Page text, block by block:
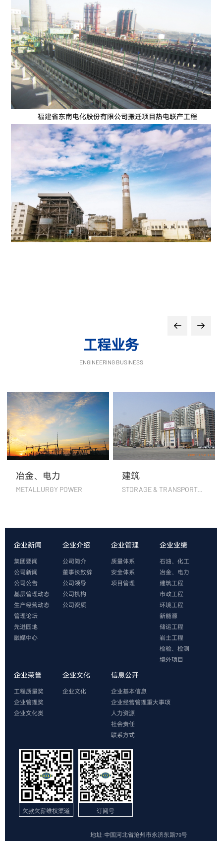
福建省东南电化股份有限公司搬迁项目热电联产工程
工程业务
ENGINEERING BUSINESS
冶金、电力
METALLURGY POWER
建筑
STORAGE & TRANSPORTATION
企业新闻
集团要闻
公司新闻
公司公告
基层管理动态
生产经营动态
管理论坛
先进园地
融媒中心
企业介绍
公司简介
董事长致辞
公司领导
公司机构
公司资质
企业管理
质量体系
安全体系
项目管理
企业业绩
石油、化工
冶金、电力
建筑工程
市政工程
环境工程
新能源
储运工程
岩土工程
检验、检测
境外项目
企业荣誉
工程质量奖
企业管理奖
企业文化类
企业文化
企业文化
信息公开
企业基本信息
企业经营管理重大事项
人力资源
社会责任
联系方式
欠款欠薪维权渠道 订阅号
地址:中国河北省沧州市永济东路79号